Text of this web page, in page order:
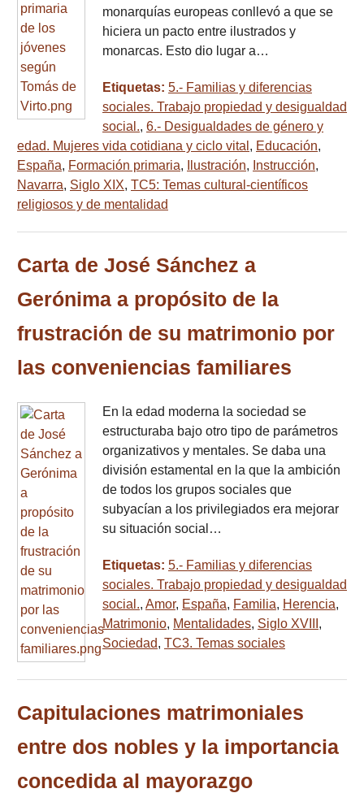
monarquías europeas conllevó a que se
hiciera un pacto entre ilustrados y
monarcas. Esto dio lugar a…
Etiquetas: 5.- Familias y diferencias
sociales. Trabajo propiedad y desigualdad
social., 6.- Desigualdades de género y
edad. Mujeres vida cotidiana y ciclo vital , Educación,
España, Formación primaria, Ilustración, Instrucción,
Navarra, Siglo XIX, TC5: Temas cultural-científicos
religiosos y de mentalidad
Carta de José Sánchez a
Gerónima a propósito de la
frustración de su matrimonio por
las conveniencias familiares
En la edad moderna la sociedad se
estructuraba bajo otro tipo de parámetros
organizativos y mentales. Se daba una
división estamental en la que la ambición
de todos los grupos sociales que
subyacían a los privilegiados era mejorar
su situación social…
Etiquetas: 5.- Familias y diferencias
sociales. Trabajo propiedad y desigualdad
social., Amor, España, Familia, Herencia,
Matrimonio, Mentalidades, Siglo XVIII ,
Sociedad, TC3. Temas sociales
Capitulaciones matrimoniales
entre dos nobles y la importancia
concedida al mayorazgo